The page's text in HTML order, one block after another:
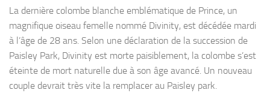
La dernière colombe blanche emblématique de Prince, un
magnifique oiseau femelle nommé Divinity, est décédée mardi
à l’âge de 28 ans. Selon une déclaration de la succession de
Paisley Park, Divinity est morte paisiblement, la colombe s’est
éteinte de mort naturelle due à son âge avancé. Un nouveau
couple devrait très vite la remplacer au Paisley park.